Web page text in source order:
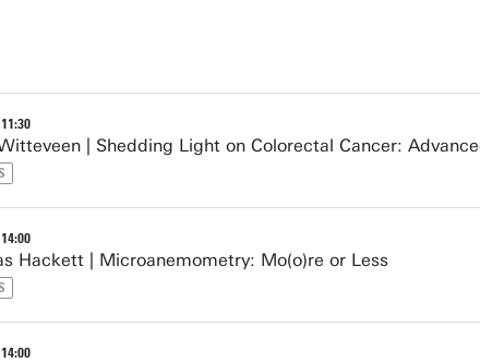
| Shedding Light on Colorectal Cancer:
Hackett | Microanemometry: Mo(o)re or Less